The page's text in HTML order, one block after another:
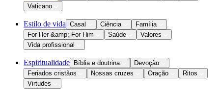
Vaticano
Estilo de vida Casal Ciência
Família
For Her &amp; For Him
Saúde
Valores
Vida profissional
Espiritualidade Bíblia e doutrina
Devoção
Feriados cristãos
Nossas cruzes Oração
Ritos
Virtudes